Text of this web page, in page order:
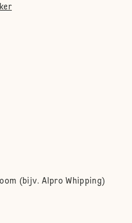
(bijv. Alpro Whipping)